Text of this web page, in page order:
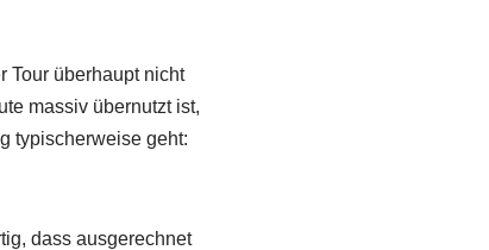
Tour überhaupt nicht
massiv übernutzt ist,
typischerweise geht:
dass ausgerechnet